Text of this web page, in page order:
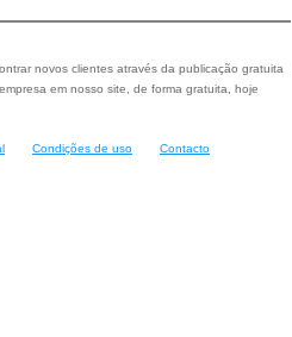
novos clientes através da publicação gratuita
em nosso site, de forma gratuita, hoje
Condições de uso Contacto